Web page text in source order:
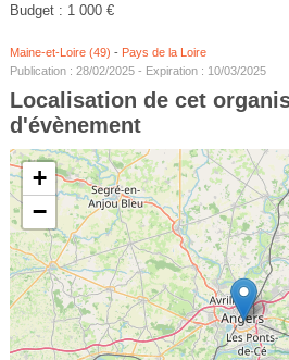
Budget : 1 000 €
Maine-et-Loire (49) - Pays de la Loire
Publication : 28/02/2025 - Expiration : 10/03/2025
Localisation de cet
d'évènement
+
−